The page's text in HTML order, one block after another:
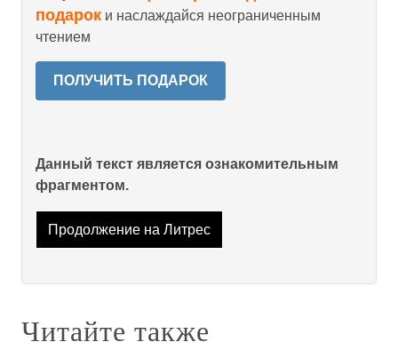
подарок и наслаждайся неограниченным
чтением
ПОЛУЧИТЬ ПОДАРОК
Данный текст является ознакомительным
фрагментом.
Продолжение на Литрес
Читайте также